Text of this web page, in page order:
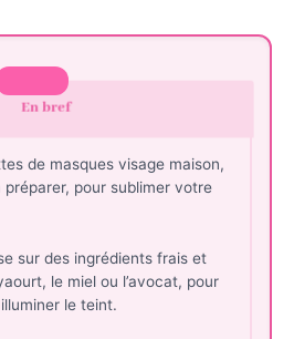
En bref
de masques visage maison,
préparer, pour sublimer votre
sur des ingrédients frais et
le miel ou l’avocat, pour
le teint.